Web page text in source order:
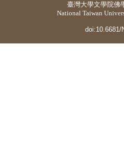
臺灣大學文學院佛
National Taiwan
doi:10.6681/